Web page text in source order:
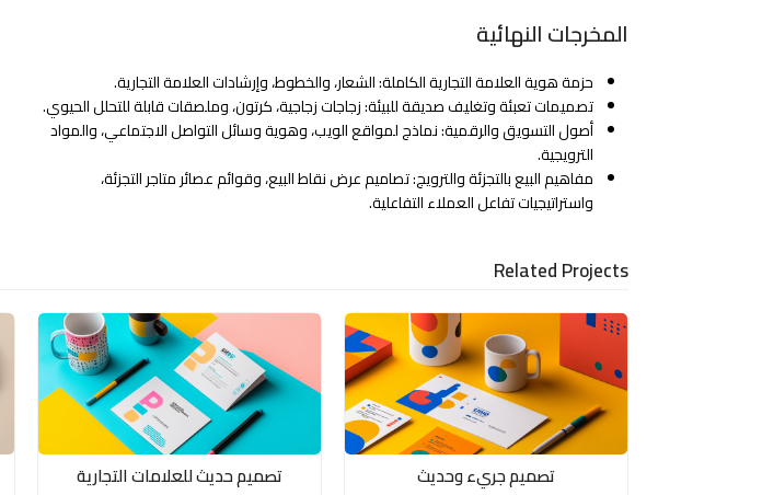
المخرجات النهائية
حزمة هوية العلامة التجارية الكاملة: الشعار، والخطوط، وإرشادات العلامة التجارية.
تصميمات تعبئة وتغليف صديقة للبيئة: زجاجات زجاجية، كرتون، وملصقات قابلة للتحلل الحيوي.
أصول التسويق والرقمية: نماذج لمواقع الويب، وهوية وسائل التواصل الاجتماعي، والمواد
الترويجية.
مفاهيم البيع بالتجزئة والترويج: تصاميم عرض نقاط البيع، وقوائم عصائر متاجر التجزئة،
واستراتيجيات تفاعل العملاء التفاعلية.
Related Projects
تصميم جريء وحديث تصميم حديث للعلامات التجارية